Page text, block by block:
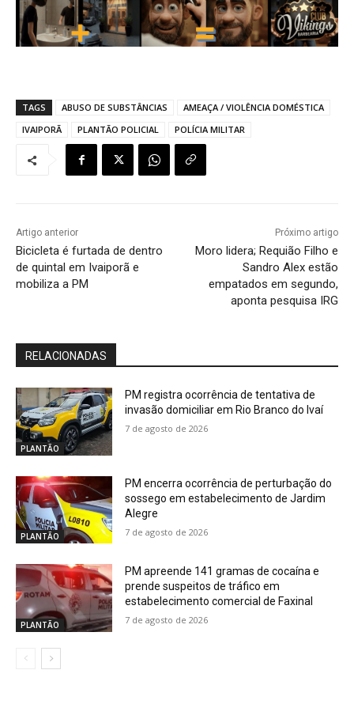
TAGS ABUSO DE SUBSTÂNCIAS
AMEAÇA / VIOLÊNCIA DOMÉSTICA
IVAIPORÃ
PLANTÃO POLICIAL POLÍCIA MILITAR
Artigo anterior
Bicicleta é furtada de dentro
de quintal em Ivaiporã e
mobiliza a PM
Próximo artigo
Moro lidera; Requião Filho e
Sandro Alex estão
empatados em segundo,
aponta pesquisa IRG
RELACIONADAS
PLANTÃO
PM registra ocorrência de tentativa de
invasão domiciliar em Rio Branco do Ivaí
7 de agosto de 2026
PLANTÃO
PM encerra ocorrência de perturbação do
sossego em estabelecimento de Jardim
Alegre
7 de agosto de 2026
PLANTÃO
PM apreende 141 gramas de cocaína e
prende suspeitos de tráfico em
estabelecimento comercial de Faxinal
7 de agosto de 2026